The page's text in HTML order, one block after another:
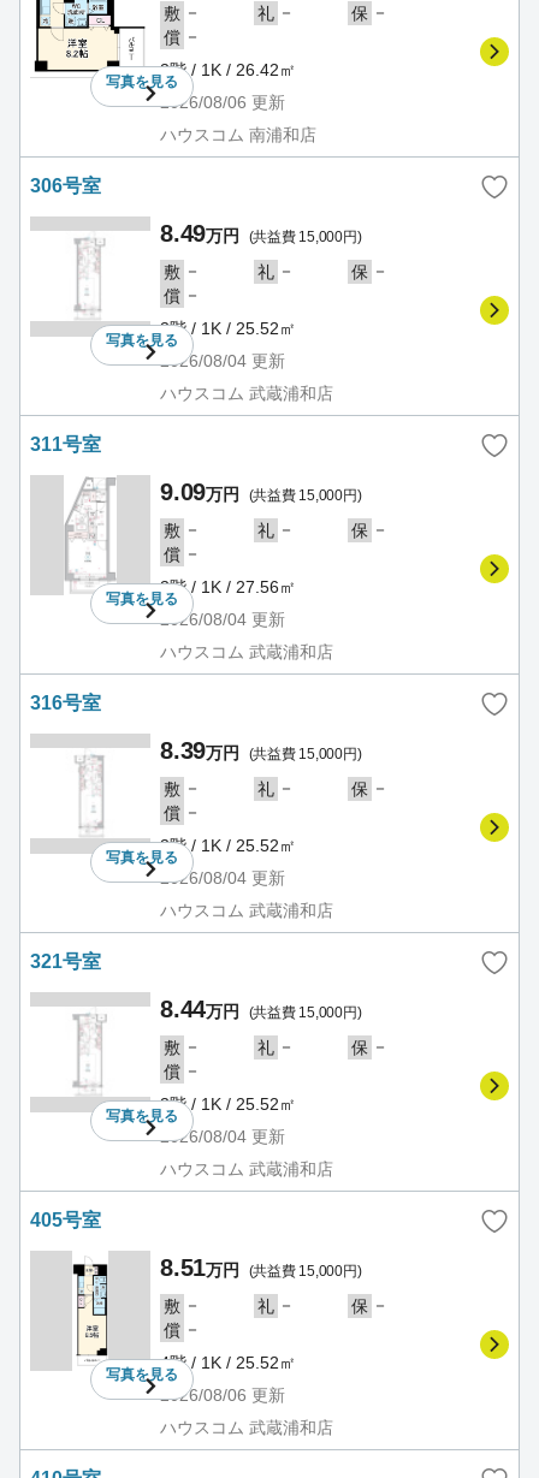
写真を見る
敷 － 礼 － 保 －
償 －
3階 / 1K / 26.42㎡
2026/08/06 更新
ハウスコム 南浦和店
306号室
写真を見る
8.49万円 (共益費 15,000円)
敷 － 礼 － 保 －
償 －
3階 / 1K / 25.52㎡
2026/08/04 更新
ハウスコム 武蔵浦和店
311号室
写真を見る
9.09万円 (共益費 15,000円)
敷 － 礼 － 保 －
償 －
3階 / 1K / 27.56㎡
2026/08/04 更新
ハウスコム 武蔵浦和店
316号室
写真を見る
8.39万円 (共益費 15,000円)
敷 － 礼 － 保 －
償 －
3階 / 1K / 25.52㎡
2026/08/04 更新
ハウスコム 武蔵浦和店
321号室
写真を見る
8.44万円 (共益費 15,000円)
敷 － 礼 － 保 －
償 －
3階 / 1K / 25.52㎡
2026/08/04 更新
ハウスコム 武蔵浦和店
405号室
写真を見る
8.51万円 (共益費 15,000円)
敷 － 礼 － 保 －
償 －
4階 / 1K / 25.52㎡
2026/08/06 更新
ハウスコム 武蔵浦和店